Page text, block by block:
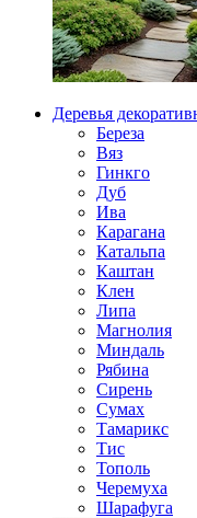
Деревья
Береза
Вяз
Гинкго
Дуб
Ива
Карагана
Катальпа
Каштан
Клен
Липа
Магнолия
Миндаль
Рябина
Сирень
Сумах
Тамарикс
Тис
Тополь
Черемуха
Шарафуга